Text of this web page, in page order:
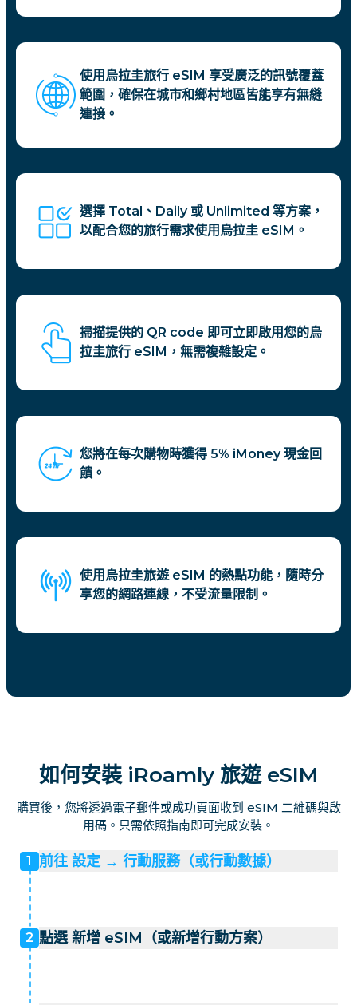
使用烏拉圭旅行 eSIM 享受廣泛的訊號覆蓋
範圍，確保在城市和鄉村地區皆能享有無縫
連接。
選擇 Total、Daily 或 Unlimited 等方案，
以配合您的旅行需求使用烏拉圭 eSIM。
掃描提供的 QR code 即可立即啟用您的烏
拉圭旅行 eSIM，無需複雜設定。
您將在每次購物時獲得 5% iMoney 現金回
饋。
使用烏拉圭旅遊 eSIM 的熱點功能，隨時分
享您的網路連線，不受流量限制。
如何安裝 iRoamly 旅遊 eSIM
購買後，您將透過電子郵件或成功頁面收到 eSIM 二維碼與啟
用碼。只需依照指南即可完成安裝。
1 前往 設定 → 行動服務（或行動數據）
2 點選 新增 eSIM（或新增行動方案）